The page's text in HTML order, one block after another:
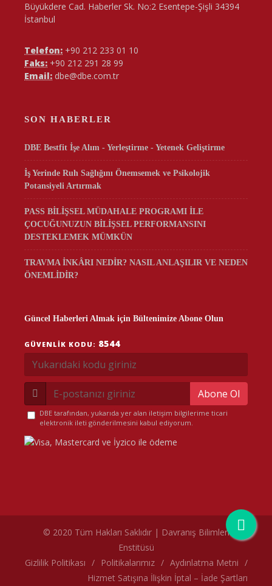
Büyükdere Cad. Haberler Sk. No:2 Esentepe-Şişli 34394
İstanbul
Telefon: +90 212 233 01 10
Faks: +90 212 291 28 99
Email: dbe@dbe.com.tr
SON HABERLER
DBE Bestfit İşe Alım - Yerleştirme - Yetenek Geliştirme
İş Yerinde Ruh Sağlığını Önemsemek ve Psikolojik
Potansiyeli Artırmak
PASS BİLİŞSEL MÜDAHALE PROGRAMI İLE
ÇOCUĞUNUZUN BİLİŞSEL PERFORMANSINI
DESTEKLEMEK MÜMKÜN
TRAVMA İNKÂRI NEDİR? NASIL ANLAŞILIR VE NEDEN
ÖNEMLİDİR?
Güncel Haberleri Almak için Bültenimize Abone Olun
GÜVENLIK KODU: 8544
Abone Ol
DBE tarafından, yukarıda yer alan iletişim bilgilerime ticari
elektronik ileti gönderilmesini kabul ediyorum.
© 2020 Tüm Hakları Saklıdır | Davranış Bilimleri
Enstitüsü
Gizlilik Politikası / Politikalarımız / Aydınlatma Metni /
Hizmet Satışına İlişkin İptal – İade Şartları